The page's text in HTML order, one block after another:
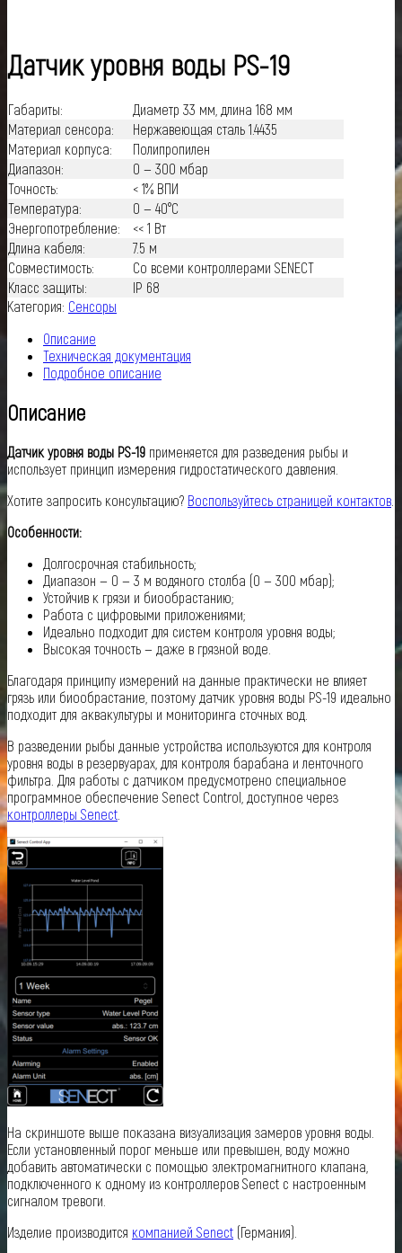
Датчик уровня воды PS-19
Габариты:
Диаметр 33 мм, длина 168 мм
Материал сенсора:
Нержавеющая сталь 1.4435
Материал корпуса:
Полипропилен
Диапазон:
0 — 300 мбар
Точность:
< 1% ВПИ
Температура:
0 — 40°C
Энергопотребление:
<< 1 Вт
Длина кабеля:
7.5 м
Совместимость:
Со всеми контроллерами SENECT
Класс защиты:
IP 68
Категория: Сенсоры
Описание
Техническая документация
Подробное описание
Описание
Датчик уровня воды PS-19 применяется для разведения рыбы и
использует принцип измерения гидростатического давления.
Хотите запросить консультацию? Воспользуйтесь страницей контактов
Особенности:
Долгосрочная стабильность;
Диапазон — 0 — 3 м водяного столба (0 — 300 мбар);
Устойчив к грязи и биообрастанию;
Работа с цифровыми приложениями;
Идеально подходит для систем контроля уровня воды;
Высокая точность — даже в грязной воде.
Благодаря принципу измерений на данные практически не влияет
грязь или биообрастание, поэтому датчик уровня воды PS-19 идеально
подходит для аквакультуры и мониторинга сточных вод.
В разведении рыбы данные устройства используются для контроля
уровня воды в резервуарах, для контроля барабана и ленточного
фильтра. Для работы с датчиком предусмотрено специальное
программное обеспечение Senect Control, доступное через
контроллеры Senect
На скриншоте выше показана визуализация замеров уровня воды.
Если установленный порог меньше или превышен, воду можно
добавить автоматически с помощью электромагнитного клапана,
подключенного к одному из контроллеров Senect с настроенным
сигналом тревоги.
Изделие производится компанией Senect (Германия).